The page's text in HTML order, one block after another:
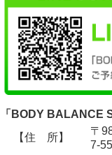
「BODY BALANCE
【住 所】
〒
7-55